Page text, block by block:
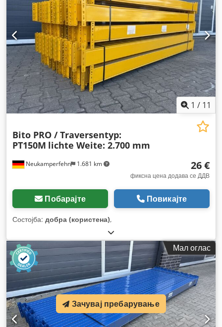
1 / 11
Neukamperfehn 1.681 km
Bito PRO / Traversentyp:
PT150M lichte Weite: 2.700 mm
26 €
фиксна цена додава се ДДВ
Побарајте Повикајте
Состојба: добра (користена),
Мал оглас
Зачувај пребарување